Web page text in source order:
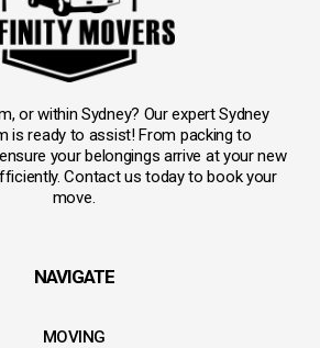
or within Sydney? Our expert Sydney
is ready to assist! From packing to
your belongings arrive at your new
Contact us today to book your
move.
NAVIGATE
MOVING